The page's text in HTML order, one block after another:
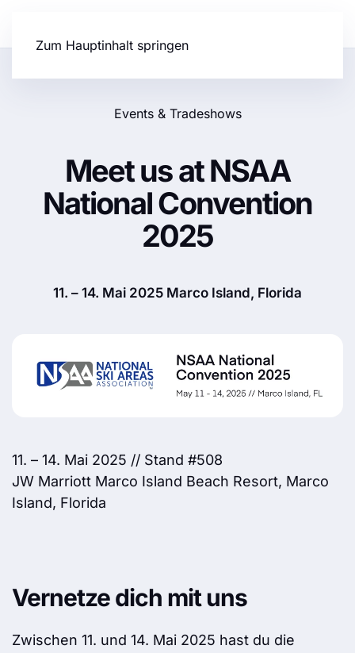
Zum Hauptinhalt springen
Events & Tradeshows
Meet us at NSAA
National Convention
2025
11. – 14. Mai 2025 Marco Island, Florida
11. – 14. Mai 2025 // Stand #508
JW Marriott Marco Island Beach Resort, Marco
Island, Florida
Vernetze dich mit uns
Zwischen 11. und 14. Mai 2025 hast du die